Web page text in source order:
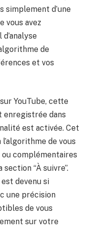
simplement d’une
vous avez
de
et vos
YouTube, cette
enregistrée dans
est activée. Cet
de vous
complémentaires
“À suivre”.
est devenu si
une précision
de vous
sur votre